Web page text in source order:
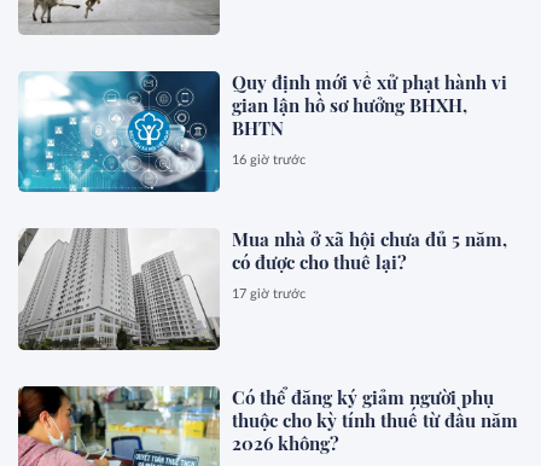
Quy định mới về xử phạt hành vi
gian lận hồ sơ hưởng BHXH,
BHTN
16 giờ trước
Mua nhà ở xã hội chưa đủ 5 năm,
có được cho thuê lại?
17 giờ trước
Có thể đăng ký giảm người phụ
thuộc cho kỳ tính thuế từ đầu năm
2026 không?